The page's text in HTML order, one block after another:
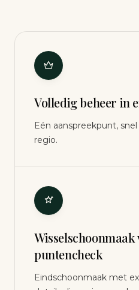
Volledig beheer in
Eén aanspreekpunt,
regio.
Wisselschoonmaak
puntencheck
Eindschoonmaak met